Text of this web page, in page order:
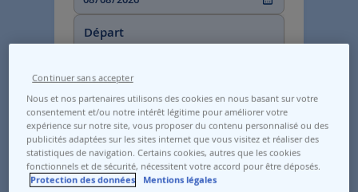
Départ
Voir les horaires
N1-N2-N3-N4
Nous et nos partenaires utilisons des cookies en nous basant sur votre
consentement et/ou notre intérêt légitime pour améliorer votre
expérience sur notre site, vous proposer du contenu personnalisé ou des
publicités adaptées sur les sites internet que vous visitez et réaliser des
statistiques de navigation. Certains cookies, autres que les cookies
fonctionnels et de sécurité, nécessitent votre accord pour être déposés.
Protection des données Mentions légales
Continuer sans accepter